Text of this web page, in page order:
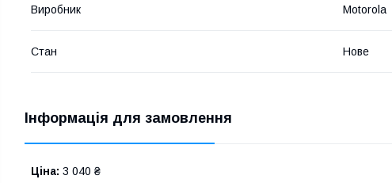
Виробник Motorola
Стан Нове
Інформація для замовлення
Ціна: 3 040 ₴